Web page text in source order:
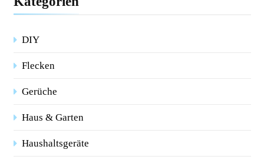
DIY
Flecken
Gerüche
Haus & Garten
Haushaltsgeräte